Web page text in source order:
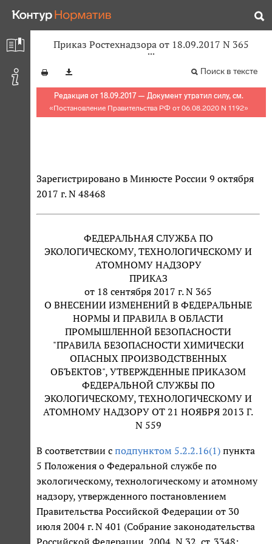
Приказ Ростехнадзора от 18.09.2017 N 365
Поиск в тексте
Редакция от 18.09.2017 — Документ утратил силу, см.
«Постановление Правительства РФ от 06.08.2020 N 1192»
Зарегистрировано в Минюсте России 9 октября
2017 г. N 48468
ФЕДЕРАЛЬНАЯ СЛУЖБА ПО
ЭКОЛОГИЧЕСКОМУ, ТЕХНОЛОГИЧЕСКОМУ И
АТОМНОМУ НАДЗОРУ
ПРИКАЗ
от 18 сентября 2017 г. N 365
О ВНЕСЕНИИ ИЗМЕНЕНИЙ В ФЕДЕРАЛЬНЫЕ
НОРМЫ И ПРАВИЛА В ОБЛАСТИ
ПРОМЫШЛЕННОЙ БЕЗОПАСНОСТИ
"ПРАВИЛА БЕЗОПАСНОСТИ ХИМИЧЕСКИ
ОПАСНЫХ ПРОИЗВОДСТВЕННЫХ
ОБЪЕКТОВ", УТВЕРЖДЕННЫЕ ПРИКАЗОМ
ФЕДЕРАЛЬНОЙ СЛУЖБЫ ПО
ЭКОЛОГИЧЕСКОМУ, ТЕХНОЛОГИЧЕСКОМУ И
АТОМНОМУ НАДЗОРУ ОТ 21 НОЯБРЯ 2013 Г.
N 559
В соответствии с подпунктом 5.2.2.16(1) пункта
5 Положения о Федеральной службе по
экологическому, технологическому и атомному
надзору, утвержденного постановлением
Правительства Российской Федерации от 30
июля 2004 г. N 401 (Собрание законодательства
Российской Федерации, 2004, N 32, ст. 3348;